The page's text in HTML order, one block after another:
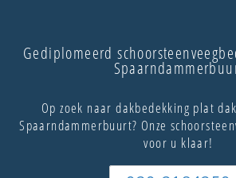
Gediplomeerd
Op zoek naar dakbedekking plat
Spaarndammerbuurt? Onze
voor u klaar!